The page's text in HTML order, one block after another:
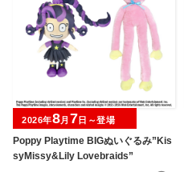
Poppy Playtime BIGぬいぐるみ”Kis
syMissy&Lily Lovebraids”
2026年8月 7 日～登場